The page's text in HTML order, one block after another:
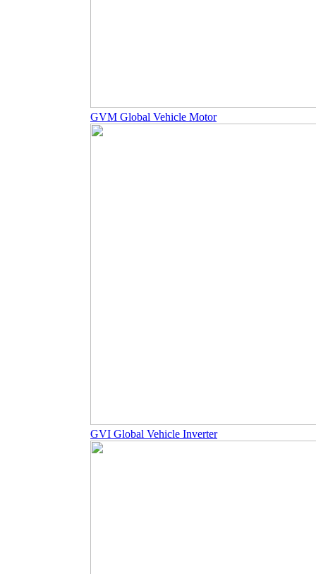
GVM Global Vehicle Motor
GVI Global Vehicle Inverter